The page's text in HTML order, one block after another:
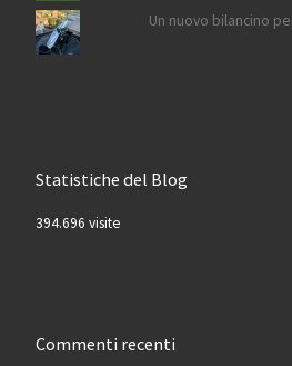
Un nuovo bilancino
Statistiche del Blog
394.696 visite
Commenti recenti